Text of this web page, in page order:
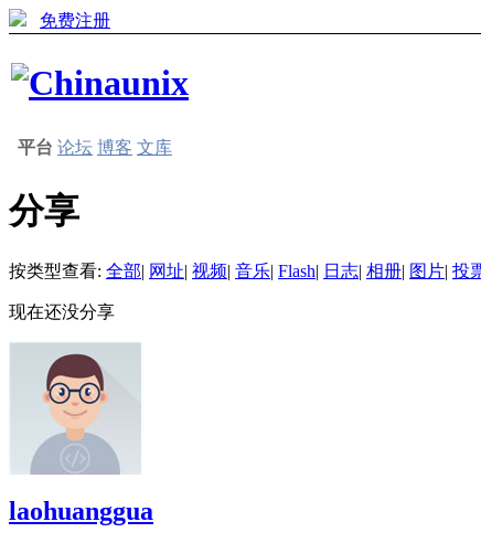
免费注册
平台 论坛 博客 文库
分享
按类型查看: 全部| 网址| 视频| 音乐| Flash| 日志| 相册| 图片| 投
现在还没分享
laohuanggua